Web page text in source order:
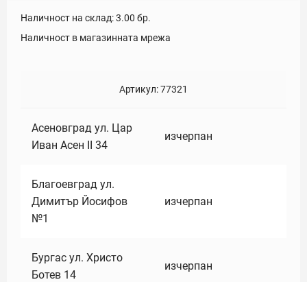
Наличност на склад:3.00 бр.
Наличност в магазинната мрежа
Артикул:77321
Асеновград ул. Цар
Иван Асен II 34
изчерпан
Благоевград ул.
Димитър Йосифов
№1
изчерпан
Бургас ул. Христо
Ботев 14
изчерпан